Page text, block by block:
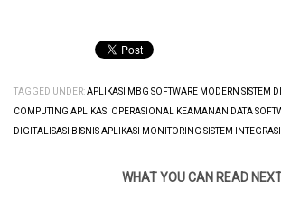
TAGGED UNDER:APLIKASI MBG SOFTWARE MODERN SISTEM
COMPUTING APLIKASI OPERASIONAL KEAMANAN DATA
DIGITALISASI BISNIS APLIKASI MONITORING SISTEM INTEGRASI
WHAT YOU CAN READ